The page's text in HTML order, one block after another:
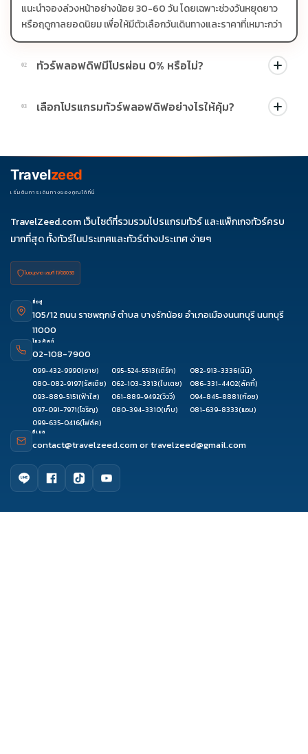
แนะนำจองล่วงหน้าอย่างน้อย 30-60 วัน โดยเฉพาะช่วงวันหยุดยาว
หรือฤดูกาลยอดนิยม เพื่อให้มีตัวเลือกวันเดินทางและราคาที่เหมาะกว่า
02 ทัวร์พลอฟดิฟมีโปรผ่อน 0% หรือไม่?
บางโปรแกรมมีโปรผ่อน 0% หรือโปรโมชั่นบัตรเครดิตตามเงื่อนไขที่
บริษัทกำหนด สามารถดูสัญลักษณ์โปรโมชั่นในรายการทัวร์แต่ละ
03 เลือกโปรแกรมทัวร์พลอฟดิฟอย่างไรให้คุ้ม?
ช่วงราคา ไม่ควรเทียบจากราคาต่ำสุดเพียงอย่างเดียว
Travelzeed
เริ่มต้นการเดินทางของคุณได้ที่นี่
TravelZeed.com เว็บไซต์ที่รวมรวมโปรแกรมทัวร์ และแพ็กเกจทัวร์ครบ
มากที่สุด ทั้งทัวร์ในประเทศและทัวร์ต่างประเทศ ง่ายๆ
ใบอนุญาต เลขที่ 11/08038
ที่อยู่
105/12 ถนน ราชพฤกษ์ ตำบล บางรักน้อย อำเภอเมืองนนทบุรี นนทบุรี
11000
โทรศัพท์
02-108-7900
099-432-9990(อาย) 095-524-5513(เติร์ก) 082-913-3336(นินิ)
080-082-9197(รัสเซีย) 062-103-3313(ใบเตย) 086-331-4402(ลัคกี้)
093-889-5151(ฟ้าใส) 061-889-9492(วิววี่) 094-845-8881(ก้อย)
097-091-7971(โจริญ) 080-394-3310(เก็บ) 081-639-8333(แอม)
099-635-0416(โฟล์ค)
อีเมล
contact@travelzeed.comortravelzeed@gmail.com